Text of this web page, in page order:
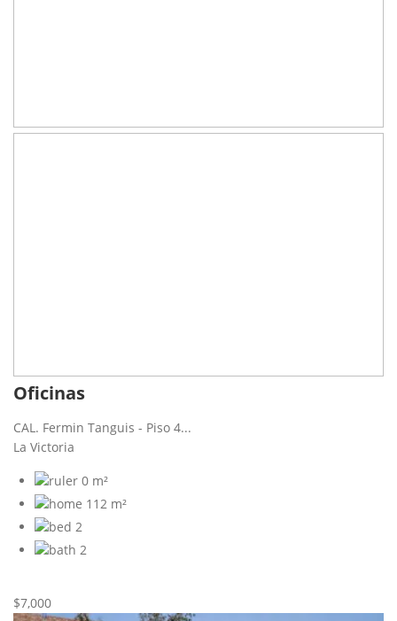
Oficinas
CAL. Fermin Tanguis - Piso 4...
La Victoria
0 m²
112 m²
2
2
$7,000